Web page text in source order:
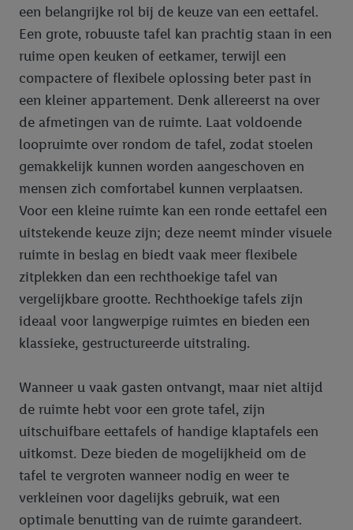
een belangrijke rol bij de keuze van een eettafel.
Een grote, robuuste tafel kan prachtig staan in een
ruime open keuken of eetkamer, terwijl een
compactere of flexibele oplossing beter past in
een kleiner appartement. Denk allereerst na over
de afmetingen van de ruimte. Laat voldoende
loopruimte over rondom de tafel, zodat stoelen
gemakkelijk kunnen worden aangeschoven en
mensen zich comfortabel kunnen verplaatsen.
Voor een kleine ruimte kan een ronde eettafel een
uitstekende keuze zijn; deze neemt minder visuele
ruimte in beslag en biedt vaak meer flexibele
zitplekken dan een rechthoekige tafel van
vergelijkbare grootte. Rechthoekige tafels zijn
ideaal voor langwerpige ruimtes en bieden een
klassieke, gestructureerde uitstraling.
Wanneer u vaak gasten ontvangt, maar niet altijd
de ruimte hebt voor een grote tafel, zijn
uitschuifbare eettafels of handige klaptafels een
uitkomst. Deze bieden de mogelijkheid om de
tafel te vergroten wanneer nodig en weer te
verkleinen voor dagelijks gebruik, wat een
optimale benutting van de ruimte garandeert.